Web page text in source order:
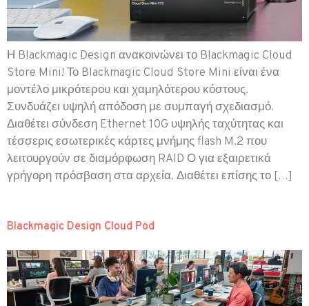
Η Blackmagic Design ανακοινώνει το Blackmagic Cloud
Store Mini! Το Blackmagic Cloud Store Mini είναι ένα
μοντέλο μικρότερου και χαμηλότερου κόστους.
Συνδυάζει υψηλή απόδοση με συμπαγή σχεδιασμό.
Διαθέτει σύνδεση Ethernet 10G υψηλής ταχύτητας και
τέσσερις εσωτερικές κάρτες μνήμης flash M.2 που
λειτουργούν σε διαμόρφωση RAID Ο για εξαιρετικά
γρήγορη πρόσβαση στα αρχεία. Διαθέτει επίσης το […]
Blackmagic Design Cloud Pod